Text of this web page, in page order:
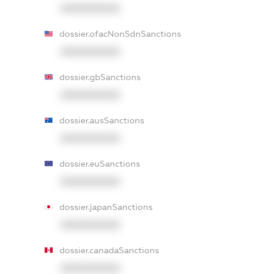
dossier.ofacNonSdnSanctions
dossier.gbSanctions
dossier.ausSanctions
dossier.euSanctions
dossier.japanSanctions
dossier.canadaSanctions